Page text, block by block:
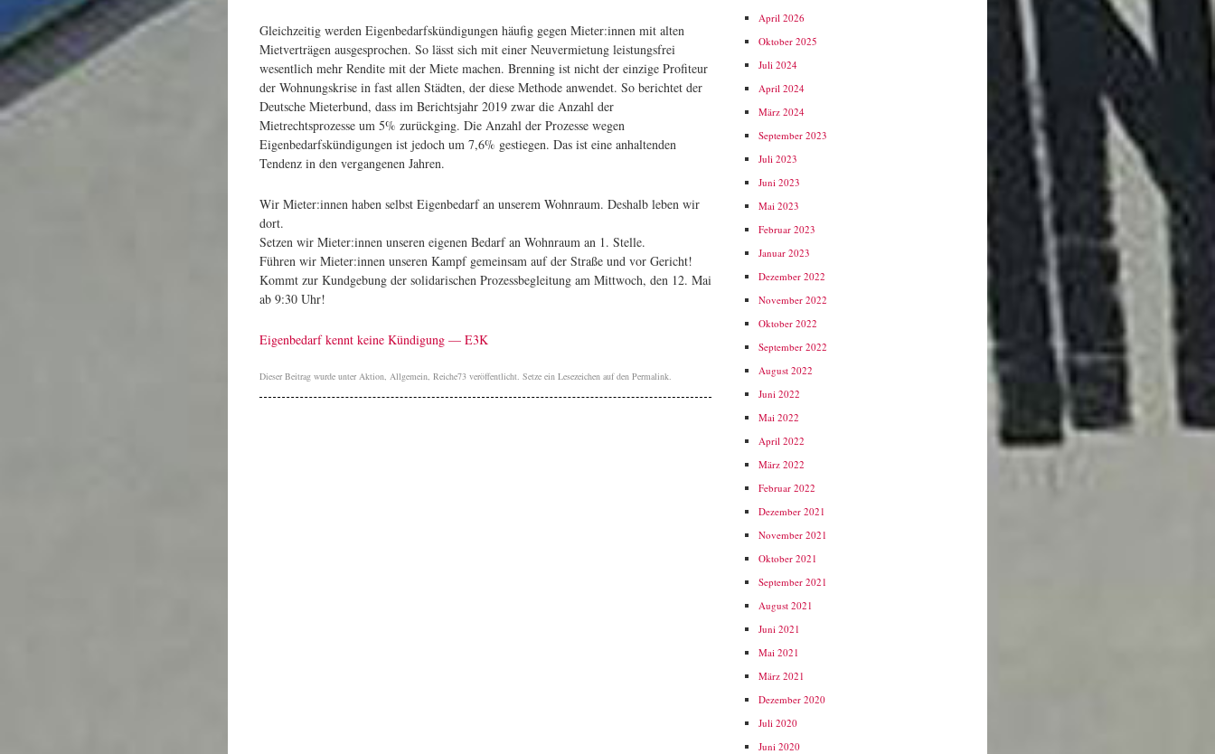
Gleichzeitig werden Eigenbedarfskündigungen häufig gegen Mieter:innen mit alten
Mietverträgen ausgesprochen. So lässt sich mit einer Neuvermietung leistungsfrei
wesentlich mehr Rendite mit der Miete machen. Brenning ist nicht der einzige Profiteur
der Wohnungskrise in fast allen Städten, der diese Methode anwendet. So berichtet der
Deutsche Mieterbund, dass im Berichtsjahr 2019 zwar die Anzahl der
Mietrechtsprozesse um 5% zurückging. Die Anzahl der Prozesse wegen
Eigenbedarfskündigungen ist jedoch um 7,6% gestiegen. Das ist eine anhaltenden
Tendenz in den vergangenen Jahren.
Wir Mieter:innen haben selbst Eigenbedarf an unserem Wohnraum. Deshalb leben wir
dort.
Setzen wir Mieter:innen unseren eigenen Bedarf an Wohnraum an 1. Stelle.
Führen wir Mieter:innen unseren Kampf gemeinsam auf der Straße und vor Gericht!
Kommt zur Kundgebung der solidarischen Prozessbegleitung am Mittwoch, den 12. Mai
ab 9:30 Uhr!
Eigenbedarf kennt keine Kündigung — E3K
Dieser Beitrag wurde unter Aktion, Allgemein, Reiche73 veröffentlicht. Setze ein Lesezeichen auf den Permalink.
April 2026
Oktober 2025
Juli 2024
April 2024
März 2024
September 2023
Juli 2023
Juni 2023
Mai 2023
Februar 2023
Januar 2023
Dezember 2022
November 2022
Oktober 2022
September 2022
August 2022
Juni 2022
Mai 2022
April 2022
März 2022
Februar 2022
Dezember 2021
November 2021
Oktober 2021
September 2021
August 2021
Juni 2021
Mai 2021
März 2021
Dezember 2020
Juli 2020
Juni 2020